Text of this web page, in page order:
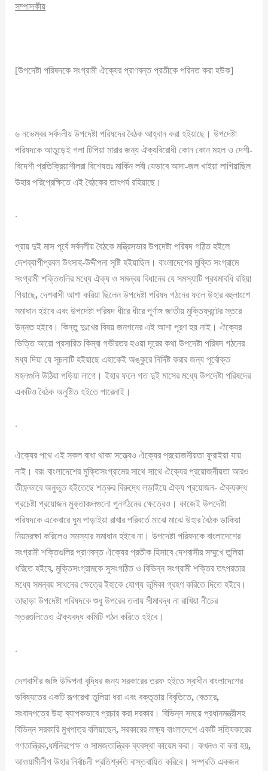
সম্পাদকীয়
[উপদেষ্টা পরিষদকে সংগ্রামী ঐক্যের প্রাণবন্ত প্রতীকে পরিনত করা হউক]
৬ নভেম্বর সর্বদলীয় উপদেষ্টা পরিষদের বৈঠক আহ্বান করা হইয়াছে। উপদেষ্টা
পরিষদকে আতুড়েই গলা টিপিয়া মারার জন্য ঐক্যবিরোধী কোন কোন মহল ও দেশী-
বিদেশী প্রতিক্রিয়াশীলরা বিশেষতঃ মার্কিন লবী যেভাবে আদা-জল খাইয়া লাগিয়াছিল
উহার পরিপ্রেক্ষিতে এই বৈঠকের তাৎপর্য রহিয়াছে।
.
প্রায় দুই মাস পূর্বে সর্বদলীয় বৈঠকে মন্ত্রিসভার উপদেষ্টা পরিষদ গঠিত হইলে
দেশব্যাপীপ্রবল উৎসাহ-উদ্দীপনা সৃষ্টি হইয়াছিল। বাংলাদেশের মুক্তি সংগ্রামে
সংগ্রামী শক্তিগুলির মধ্যে ঐক্য ও সমন্বয় বিধানের যে সমস্যাটি প্রথমাবধি রহিয়া
গিয়াছে,দেশবাসী আশা করিয়া ছিলেন উপদেষ্টা পরিষদ গঠনের ফলে উহার বহুলাংশে
সমাধান হইবে এবং উপদেষ্টা পরিষদ ধীরে ধীরে পূর্ণাঙ্গ জাতীয় মুক্তিফ্রন্টের স্তরে
উন্নত হইবে। কিন্তু দুঃখের বিষয় জনগনের এই আশা পূরণ হয় নাই। ঐক্যের
ভিত্তি আরো প্রসারিত কিম্বা গভীরতর হওয়া দূরের কথা উপদেষ্টা পরিষদ গঠনের
মধ্য দিয়া যে সূচনাটি হইয়াছে এহাকেই অঙ্কুরে নির্দিষ্ট করার জন্য পূর্বোক্ত
মহলগুলি উঠিয়া পড়িয়া লাগে। ইহার ফলে গত দুই মাসের মধ্যে উপদেষ্টা পরিষদের
একটিও বৈঠক অনুষ্টিত হইতে পারেনাই।
.
ঐক্যের পথে এই সকল বাধা থাকা সত্ত্বেও ঐক্যের প্রয়োজনীয়তা ফুরাইয়া যায়
নাই। বরং বাংলাদেশের মুক্তিসংগ্রামের সাথে সাথে ঐক্যের প্রয়োজনীয়তা আরও
তীক্ষ্ণভাবে অনুভুত হইতেছে শত্রুর বিরুদ্ধে লড়াইয়ে ঐক্য প্রয়োজন- ঐক্যবদ্ধ
প্রচেষ্টা প্রয়োজন মুক্তাঞ্চলগুলো পুনর্গঠনের ক্ষেত্রেও। কাজেই উপদেষ্টা
পরিষদকে একেবারে ঘুম পাড়াইয়া রাখার পরিবর্তে মাঝে মাঝে উহার বৈঠক ডাকিয়া
নিয়মরক্ষা করিলেও সমস্যার সমাধান হইবে না। উপদেষ্টা পরিষদকে বাংলাদেশের
সংগ্রামী শক্তিগুলির প্রাণবন্ত ঐক্যের প্রতীক হিসাবে দেশবাসীর সম্মুখে তুলিয়া
ধরিতে হইবে,মুক্তিসংগ্রামকে সুসংগঠিত ও বিভিন্ন সংগ্রামী শক্তির তৎপরতার
মধ্যে সমন্বয় সাধনের ক্ষেত্রে ইহাকে যোগ্য ভূমিকা গ্রহণ করিতে দিতে হইবে।
তাছাড়া উপদেষ্টা পরিষদকে শুধু উপরের তলায় সীমাবদ্ধ না রাখিয়া নীচের
স্তরগুলিতেও ঐক্যবদ্ধ কমিটি গঠন করিতে হইবে।
.
দেশবাসীর জঙ্গি উদ্দিপনা বৃদ্ধির জন্য সরকারের তরফ হইতে স্বাধীন বাংলাদেশের
ভবিষ্যতের একটি রূপরেখা তুলিয়া ধরা এবং বক্তৃতায় বিবৃতিতে,বেতারে,
সংবাদপত্রে উহা ব্যাপকভাবে প্রচার করা দরকার। বিভিন্ন সময়ে প্রধানমন্ত্রীসহ
বিভিন্ন সরকারি মুখপাত্র বলিয়াছেন,সরকারের লক্ষ্য বাংলাদেশে একটি সত্যিকারের
গণতান্ত্রিক,ধর্মনিরপেক্ষ ও সামজতান্ত্রিক ব্যবস্থা কায়েম করা। কখনও বা বলা হয়,
আওয়ামীলীগ উহার নির্বাচনী প্রতিশ্রুতি বাস্তবায়িত করিবে। সম্প্রতি একজন